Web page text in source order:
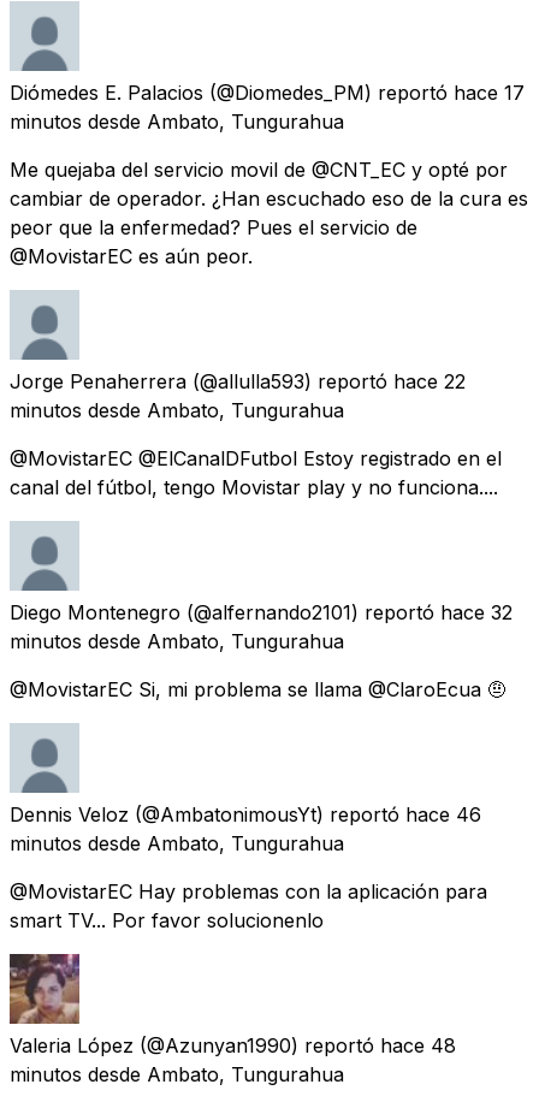
Diómedes E. Palacios (@Diomedes_PM) reportó hace 17
minutos desde Ambato, Tungurahua
Me quejaba del servicio movil de @CNT_EC y opté por
cambiar de operador. ¿Han escuchado eso de la cura es
peor que la enfermedad? Pues el servicio de
@MovistarEC es aún peor.
Jorge Penaherrera (@allulla593) reportó hace 22
minutos desde Ambato, Tungurahua
@MovistarEC @ElCanalDFutbol Estoy registrado en el
canal del fútbol, tengo Movistar play y no funciona....
Diego Montenegro (@alfernando2101) reportó hace 32
minutos desde Ambato, Tungurahua
@MovistarEC Si, mi problema se llama @ClaroEcua 🤨
Dennis Veloz (@AmbatonimousYt) reportó hace 46
minutos desde Ambato, Tungurahua
@MovistarEC Hay problemas con la aplicación para
smart TV... Por favor solucionenlo
Valeria López (@Azunyan1990) reportó hace 48
minutos desde Ambato, Tungurahua